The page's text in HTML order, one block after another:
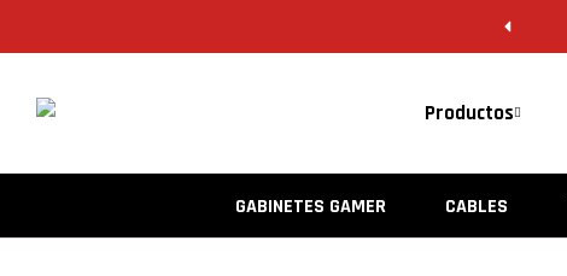
Productos
GABINETES GAMER CABLES